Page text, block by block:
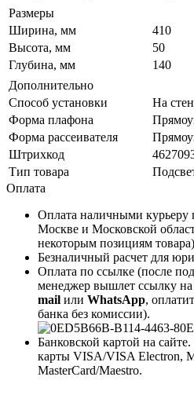
Размеры
Ширина, мм
410
Высота, мм
50
Глубина, мм
140
Дополнительно
Способ установки
На
Форма плафона
Форма рассеивателя
Штрихкод
Тип товара
Оплата
Оплата наличными курьеру
Москве и Московской
некоторым позициям
Безналичный расчет для
Оплата по ссылке (после
менеджер вышлет ссылку на
mail или WhatsApp,
банка без комиссии).
Банковской картой на
карты VISA/VISA Electron,
MasterCard/Maestro.